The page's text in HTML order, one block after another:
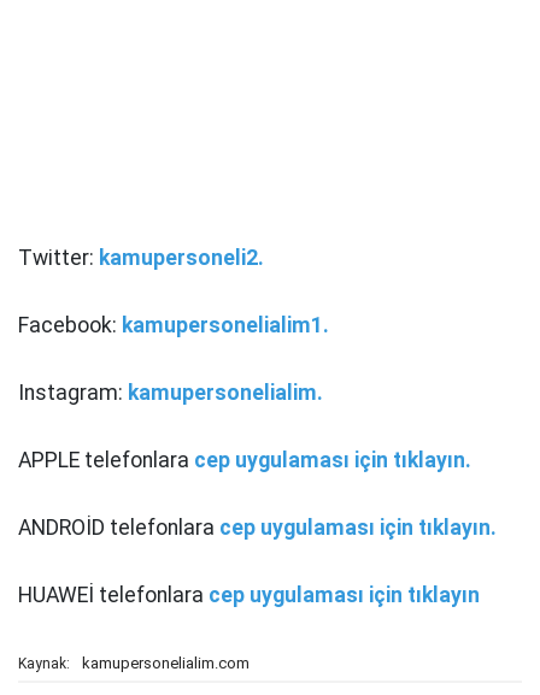
Twitter: kamupersoneli2.
Facebook: kamupersonelialim1.
Instagram: kamupersonelialim.
APPLE telefonlara cep uygulaması için tıklayın.
ANDROİD telefonlara cep uygulaması için tıklayın.
HUAWEİ telefonlara cep uygulaması için tıklayın
Kaynak: kamupersonelialim.com